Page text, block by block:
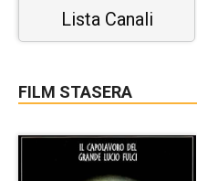
Lista Canali
FILM STASERA